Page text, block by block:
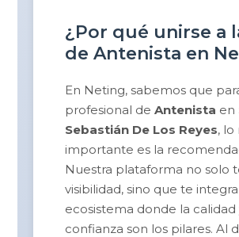
¿Por qué unirse a
de Antenista en
En Neting, sabemos que
profesional deAntenista en
Sebastián De Los Reyes, lo
importante es la
Nuestra plataforma no solo
visibilidad, sino que te
ecosistema donde la calidad
confianza son los pilares. Al